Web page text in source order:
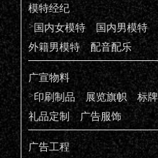
模特经纪
>国内女模特 国内男模特
外籍男模特
配音配乐
广宣物料
>印刷制品 展览旗帜 标
礼品定制
广告服饰
广告工程